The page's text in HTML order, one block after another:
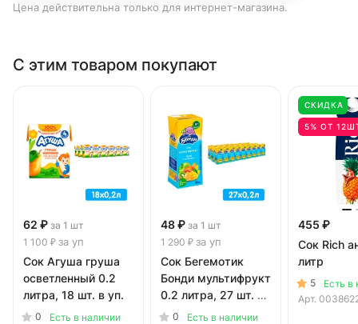
Цена действительна только для интернет-магазина.
С этим товаром покупают
62 ₽ за 1 шт
1 100 ₽ за уп
Сок Агуша груша
осветленный 0.2
литра, 18 шт. в уп.
0
Есть в наличии
48 ₽ за 1 шт
1 290 ₽ за уп
Сок Бегемотик
Бонди мультифрукт
0.2 литра, 27 шт. в
уп.0
Есть в наличии
СКИДКА
5% ОТ
455 ₽
Сок Rich
литр
5
Есть в
Арт.